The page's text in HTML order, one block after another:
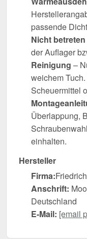
passende
Nicht betreten
der Auflager
Reinigung –
weichem
Scheuermittel
Überlappung,
einhalten.
Hersteller
Firma:
Anschrift:
Deutschland
E-Mail: [email